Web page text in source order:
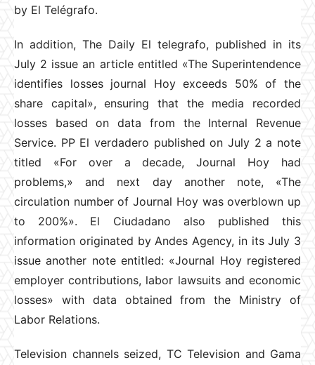
by El Telégrafo.
In addition, The Daily El telegrafo, published in its
July 2 issue an article entitled «The Superintendence
identifies losses journal Hoy exceeds 50% of the
share capital», ensuring that the media recorded
losses based on data from the Internal Revenue
Service. PP El verdadero published on July 2 a note
titled «For over a decade, Journal Hoy had
problems,» and next day another note, «The
circulation number of Journal Hoy was overblown up
to 200%». El Ciudadano also published this
information originated by Andes Agency, in its July 3
issue another note entitled: «Journal Hoy registered
employer contributions, labor lawsuits and economic
losses» with data obtained from the Ministry of
Labor Relations.
Television channels seized, TC Television and Gama